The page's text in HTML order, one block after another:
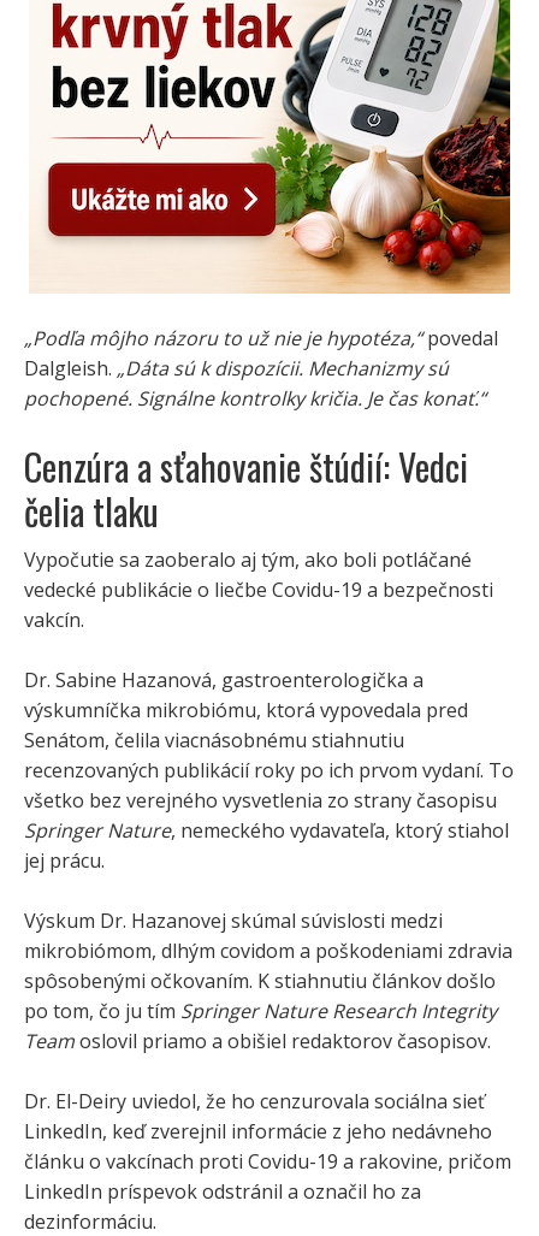
„Podľa môjho názoru to už nie je hypotéza,“povedal
Dalgleish. „Dáta sú k dispozícii. Mechanizmy sú
pochopené. Signálne kontrolky kričia. Je čas konať.“
Cenzúra a sťahovanie štúdií: Vedci
čelia tlaku
Vypočutie sa zaoberalo aj tým, ako boli potláčané
vedecké publikácie o liečbe Covidu-19 a bezpečnosti
vakcín.
Dr. Sabine Hazanová, gastroenterologička a
výskumníčka mikrobiómu, ktorá vypovedala pred
Senátom, čelila viacnásobnému stiahnutiu
recenzovaných publikácií roky po ich prvom vydaní. To
všetko bez verejného vysvetlenia zo strany časopisu
Springer Nature, nemeckého vydavateľa, ktorý stiahol
jej prácu.
Výskum Dr. Hazanovej skúmal súvislosti medzi
mikrobiómom, dlhým covidom a poškodeniami zdravia
spôsobenými očkovaním. K stiahnutiu článkov došlo
po tom, čo ju tím Springer Nature Research Integrity
Teamoslovil priamo a obišiel redaktorov časopisov.
Dr. El-Deiry uviedol, že ho cenzurovala sociálna sieť
LinkedIn, keď zverejnil informácie z jeho nedávneho
článku o vakcínach proti Covidu-19 a rakovine, pričom
LinkedIn príspevok odstránil a označil ho za
dezinformáciu.